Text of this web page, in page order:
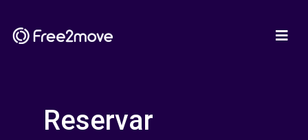
Reservar